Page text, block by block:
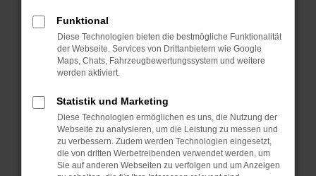
anderen Browser oder in einem privaten
Fenster?
Starte dein Gerät neu.
vorübergehende Probleme zu beheben.
Stelle sicher, dass dein Browser und dein
Betriebssystem auf dem neuesten Stand
sind.
Veraltete Software birgt nicht nur ein
Funktional
Diese Technologien bieten die bestmögliche Funktionalität
der Webseite. Services von Drittanbietern wie Google
Maps, Chats, Fahrzeugbewertungssystem und weitere
werden aktiviert.
Statistik und Marketing
Diese Technologien ermöglichen es uns, die Nutzung der
Webseite zu analysieren, um die Leistung zu messen und
zu verbessern. Zudem werden Technologien eingesetzt,
die von dritten Werbetreibenden verwendet werden, um
Sie auf anderen Webseiten zu verfolgen und um Anzeigen